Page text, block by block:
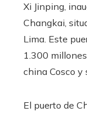
Xi Jinping,
Changkai,
Lima. Este
1.300
china Cosco y
El puerto de